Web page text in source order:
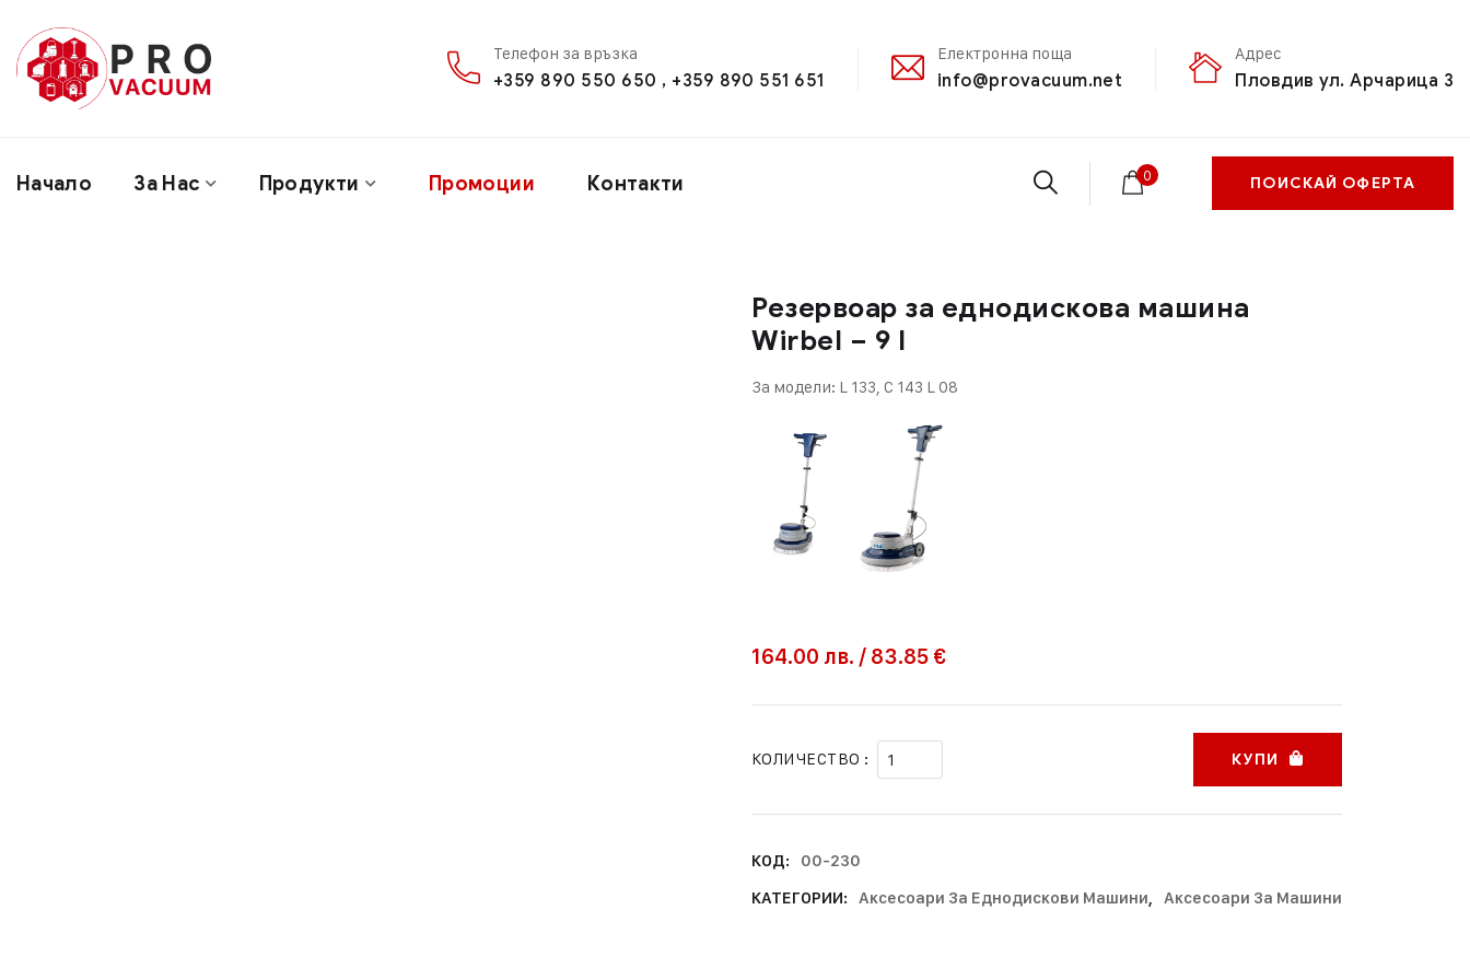
Телефон за връзка
+359 890 550 650 , +359 890 551 651
Електронна поща
info@provacuum.net
Адрес
Пловдив ул. Арчарица 3
Начало За Нас Продукти Промоции Контакти 0 ПОИСКАЙ ОФЕРТА
Резервоар за еднодискова машина
Wirbel – 9 l
За модели: L 133, C 143 L 08
164.00 лв. / 83.85 €
КОЛИЧЕСТВО : КУПИ
КОД:
00-230
КАТЕГОРИИ:
Аксесоари За Еднодискови Машини, Аксесоари За Машини